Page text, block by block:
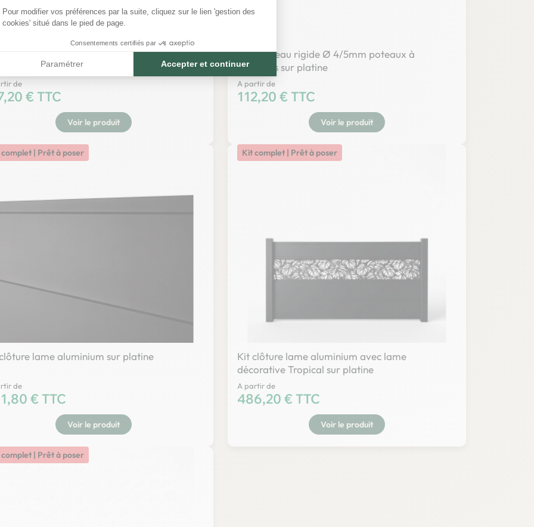
Pour modifier vos préférences par la suite, cliquez sur le lien 'gestion des
cookies' situé dans le pied de page.
Consentements certifiés par
Paramétrer Accepter et continuer
rigide Ø 4/5mm poteaux à clips sur
de
€ TTC
Voir le produit
Kit panneau rigide Ø 4/5mm poteaux à
encoches sur platine
A partir de
Prix
112,20 € TTC
Voir le produit
| Prêt à poser
lame aluminium sur platine
de
€ TTC
Voir le produit
Kit complet | Prêt à poser
Kit clôture lame aluminium avec lame
décorative Tropical sur platine
A partir de
Prix
486,20 € TTC
Voir le produit
| Prêt à poser